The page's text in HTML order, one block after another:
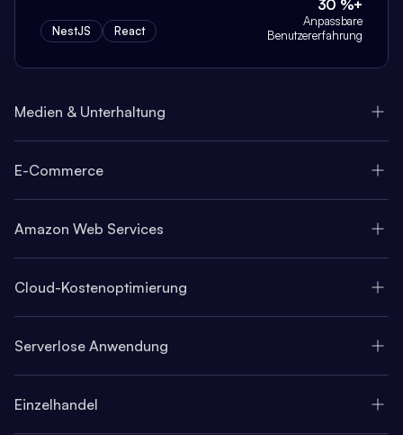
NestJS React
30 %+
Anpassbare
Benutzererfahrung
Medien & Unterhaltung
E-Commerce
Amazon Web Services
Cloud-Kostenoptimierung
Serverlose Anwendung
Einzelhandel